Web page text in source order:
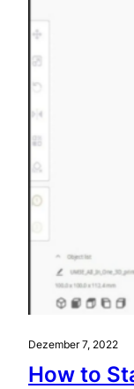
Dezember 7, 2022
How to